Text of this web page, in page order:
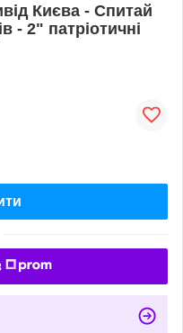
Києва - Спитай
- 2" патріотичні